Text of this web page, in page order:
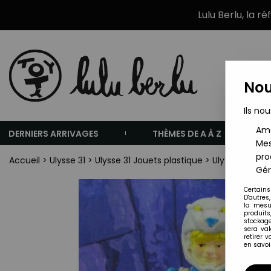
Lulu Berlu, la
DERNIERS ARRIVAGES THÈMES DE A À Z
Accueil > Ulysse 31 > Ulysse 31 Jouets plastique > Ulysse 31 -
Ils
la
sera
retirer
en